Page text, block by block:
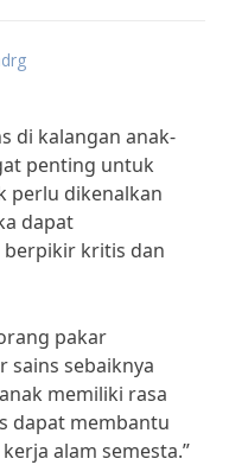
di kalangan anak-
penting untuk
perlu dikenalkan
dapat
kritis dan
pakar
sains sebaiknya
memiliki rasa
dapat membantu
alam semesta.”